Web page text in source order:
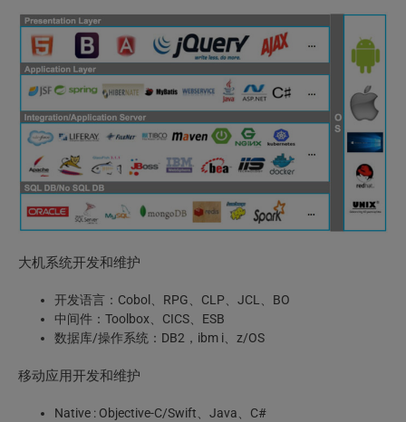
大机系统开发和维护
开发语言：Cobol、RPG、CLP、JCL、BO
中间件：Toolbox、CICS、ESB
数据库/操作系统：DB2，ibm i、z/OS
移动应用开发和维护
Native : Objective-C/Swift、Java、C#